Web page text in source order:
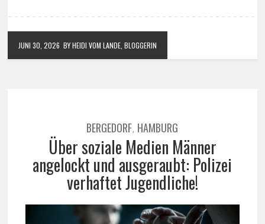
JUNI 30, 2026 BY HEIDI VOM LANDE, BLOGGERIN
BERGEDORF, HAMBURG
Über soziale Medien Männer
angelockt und ausgeraubt: Polizei
verhaftet Jugendliche!